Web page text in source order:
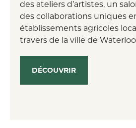
des ateliers d’artistes, un
des collaborations uniques
établissements agricoles
travers de la ville de
DÉCOUVRIR